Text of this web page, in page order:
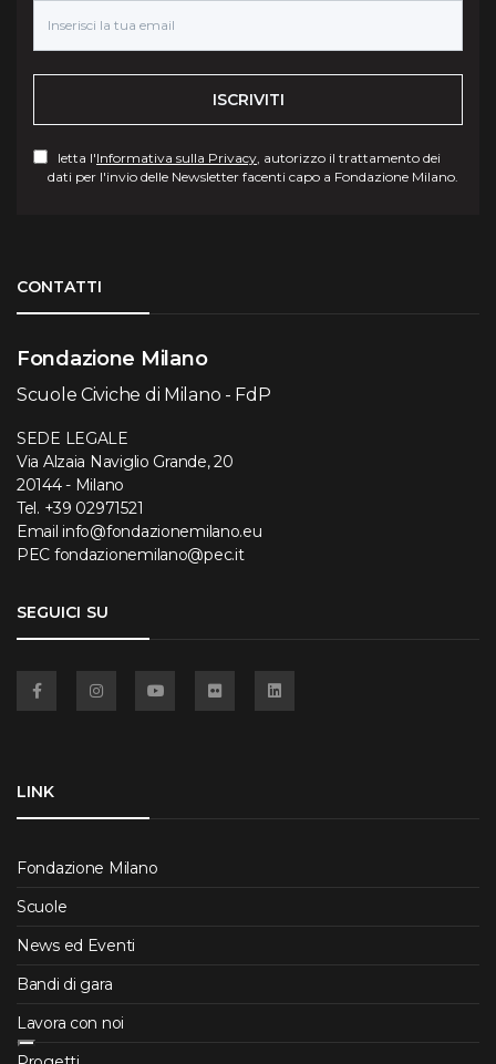
ISCRIVITI
letta l'Informativa sulla Privacy, autorizzo il trattamento dei
dati per l'invio delle Newsletter facenti capo a Fondazione Milano.
CONTATTI
Fondazione Milano
Scuole Civiche di Milano - FdP
SEDE LEGALE
Via Alzaia Naviglio Grande, 20
20144 - Milano
Tel. +39 02971521
Email info@fondazionemilano.eu
PEC fondazionemilano@pec.it
SEGUICI SU
LINK
Fondazione Milano
Scuole
News ed Eventi
Bandi di gara
Lavora con noi